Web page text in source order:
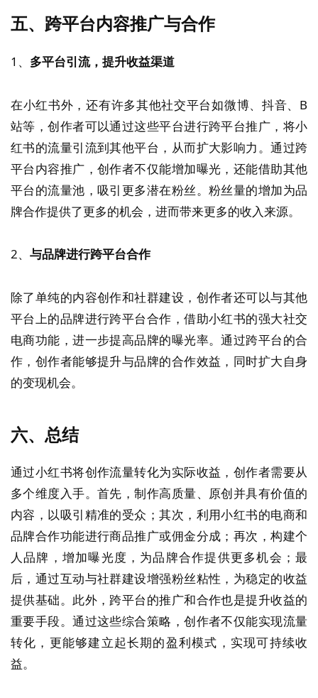
五、跨平台内容推广与合作
1、 多平台引流，提升收益渠道
在小红书外，还有许多其他社交平台如微博、抖音、B
站等，创作者可以通过这些平台进行跨平台推广，将小
红书的流量引流到其他平台，从而扩大影响力。通过跨
平台内容推广，创作者不仅能增加曝光，还能借助其他
平台的流量池，吸引更多潜在粉丝。粉丝量的增加为品
牌合作提供了更多的机会，进而带来更多的收入来源。
2、 与品牌进行跨平台合作
除了单纯的内容创作和社群建设，创作者还可以与其他
平台上的品牌进行跨平台合作，借助小红书的强大社交
电商功能，进一步提高品牌的曝光率。通过跨平台的合
作，创作者能够提升与品牌的合作效益，同时扩大自身
的变现机会。
六、总结
通过小红书将创作流量转化为实际收益，创作者需要从
多个维度入手。首先，制作高质量、原创并具有价值的
内容，以吸引精准的受众；其次，利用小红书的电商和
品牌合作功能进行商品推广或佣金分成；再次，构建个
人品牌，增加曝光度，为品牌合作提供更多机会；最
后，通过互动与社群建设增强粉丝粘性，为稳定的收益
提供基础。此外，跨平台的推广和合作也是提升收益的
重要手段。通过这些综合策略，创作者不仅能实现流量
转化，更能够建立起长期的盈利模式，实现可持续收
益。